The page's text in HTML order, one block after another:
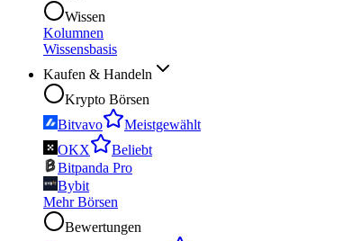
Wissen
Kolumnen
Wissensbasis
Kaufen & Handeln
Krypto Börsen
Bitvavo
Meistgewählt
OKX
Beliebt
Bitpanda Pro
Bybit
Mehr Börsen
Bewertungen